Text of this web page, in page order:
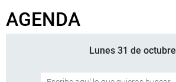
AGENDA
Lunes 31 de octubre